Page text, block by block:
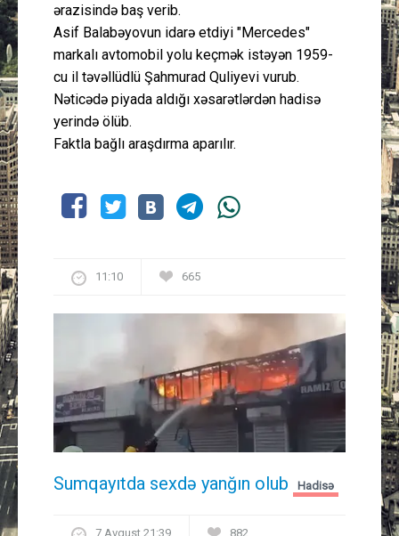
Əlaqə
ərazisində baş verib.
Asif Balabəyovun idarə etdiyi "Mercedes"
markalı avtomobil yolu keçmək istəyən 1959-
cu il təvəllüdlü Şahmurad Quliyevi vurub.
Nəticədə piyada aldığı xəsarətlərdən hadisə
yerində ölüb.
Faktla bağlı araşdırma aparılır.
11:10 665
Sumqayıtda sexdə yanğın olub Hadisə
7 Avqust 21:39 882